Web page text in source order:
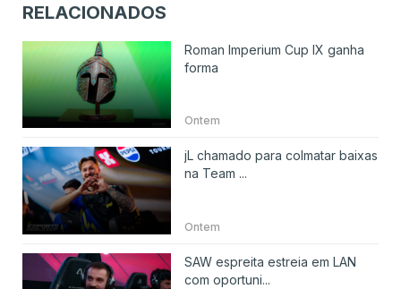
RELACIONADOS
Roman Imperium Cup IX ganha
forma
Ontem
jL chamado para colmatar baixas
na Team ...
Ontem
SAW espreita estreia em LAN
com oportuni...